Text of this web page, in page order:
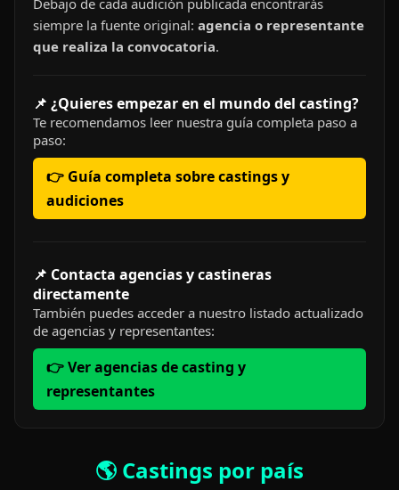
siempre la fuente original: agencia o representante
que realiza la convocatoria.
📌 ¿Quieres empezar en el mundo del casting?
Te recomendamos leer nuestra guía completa paso a
paso:
👉 Guía completa sobre castings y
audiciones
📌 Contacta agencias y castineras
directamente
También puedes acceder a nuestro listado actualizado
de agencias y representantes:
👉 Ver agencias de casting y
representantes
🌎 Castings por país